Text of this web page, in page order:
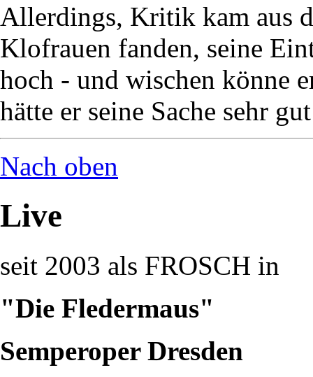
Allerdings, Kritik kam aus
Klofrauen fanden, seine
hoch - und wischen könne
hätte er seine Sache sehr
Nach oben
Live
seit 2003 als FROSCH in
"Die Fledermaus"
Semperoper Dresden